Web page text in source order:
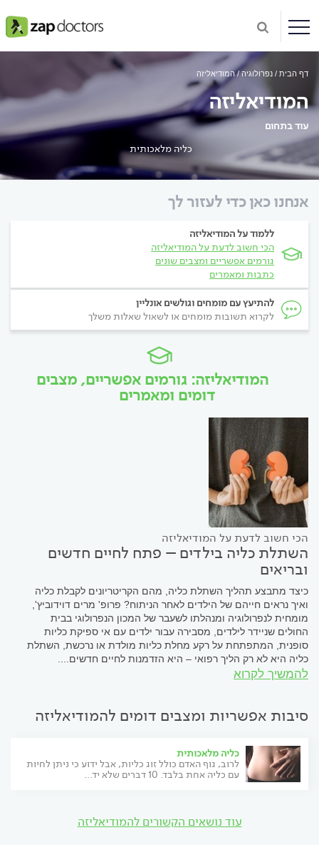
דף הבית נפרולוגיה המודיאליזה
המודיאליזה
עוד בתחום
כליה מלאכותית
אנחנו כאן כדי לעזור לך
ללמוד על המודיאליזה
הכי חשוב לדעת על המודיאליזה
גורמים אפשריים ומצבים שונים
כתבות ומאמרים
להתיעץ עם מומחים וגולשים אונליין
לקרוא תשובות מומחים או לשאול שאלות משלך
המודיאליזה: גורמים אפשריים, מצבים
דומים ומאמרים
הכי חשוב לדעת על המודיאליזה
השתלת כליה בילדים – פתח לחיים חדשים
ובריאים
כיצד מתבצע תהליך השתלת כליה, מהם הקריטריונים לקבלת כליה
ואיך נראים חייהם של הילדים לאחר הניתוח? פרופ' מרים דוידוביץ',
מומחית לנפרולוגיה ומנהלתו לשעבר של המכון הנפרולוגי בבית
החולים שניידר לילדים, מסבירה עבור ילדים עם אי ספיקת כליות
סופנית, המתפתחת על רקע מחלת כליות מולדת או נרכשת, השתלת
כליה היא לא רק הליך רפואי – היא הזדמנות לחיים חדשים....
להמשיך לקרוא
סיבות אפשריות ומצבים דומים להמודיאליזה
כליה מלאכותית
לרוב, גוף האדם כולל זוג כליות, אבל ידוע כי ניתן לחיות
עם כליה אחת בלבד. 10 דברים שלא יד...
עוד נושאים הקשורים להמודיאליזה